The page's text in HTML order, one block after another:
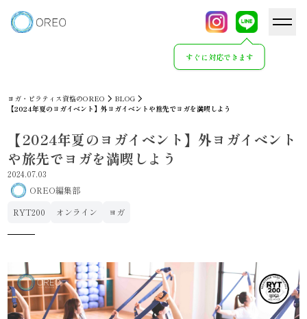
すぐに対応できます
ヨガ・ピラティス資格のOREO
BLOG
【2024年夏のヨガイベント】外ヨガイベントや旅先でヨガを満喫しよう
【2024年夏のヨガイベント】外ヨガイベント
や旅先でヨガを満喫しよう
2024.07.03
OREO編集部
RYT200
オンライン ヨガ